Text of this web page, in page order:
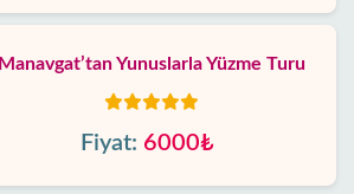
Manavgat’tan Yunuslarla Yüzme Turu
Fiyat: 6000₺